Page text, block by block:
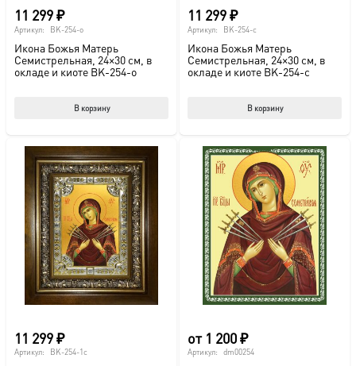
11 299₽
Артикул: BK-254-o
Икона Божья Матерь
Семистрельная, 24×30 см, в
окладе и киоте BK-254-o
В корзину
11 299₽
Артикул: BK-254-c
Икона Божья Матерь
Семистрельная, 24×30 см, в
окладе и киоте BK-254-c
В корзину
11 299₽
Артикул: BK-254-1c
от 1 200₽
Артикул: dm00254